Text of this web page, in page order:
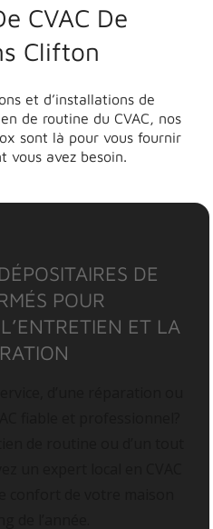
CVAC De
Clifton
et d’installations de
de routine du CVAC, nos
sont là pour vous fournir
vous avez besoin.
DE
POUR
ET LA